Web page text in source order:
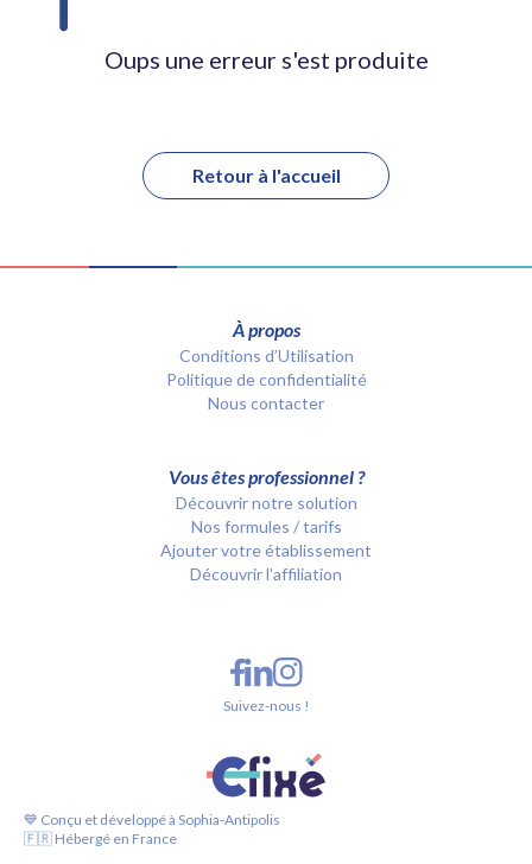
Oups une erreur s'est produite
Retour à l'accueil
À propos
Conditions d’Utilisation
Politique de confidentialité
Nous contacter
Vous êtes professionnel ?
Découvrir notre solution
Nos formules / tarifs
Ajouter votre établissement
Découvrir l'affiliation
💙 Conçu et développé à Sophia-Antipolis
🇫🇷 Hébergé en France
Suivez-nous !